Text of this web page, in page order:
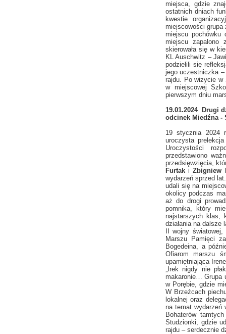
miejsca, gdzie
ostatnich dniach
kwestie
miejscowości grupa
miejscu pochówku
miejscu zapalono
skierowała się w
KL Auschwitz –
podzielili się
jego uczestniczka
rajdu. Po wizycie w
w miejscowej
pierwszym dniu
19.01.2024 Drugi
odcinek Miedźna -
19 stycznia 2024
uroczysta
Uroczystości
przedstawiono
przedsięwzięcia,
Furtak iZbigniew
wydarzeń sprzed
udali się na
okolicy podczas
aż do drogi
pomnika, który
najstarszych klas,
działania na
II wojny
Marszu Pamięci
Bogedeina, a
Ofiarom marszu
upamiętniająca
„Irek nigdy nie
makaronie… Grupa
w Porębie, gdzie
W Brzeźcach
lokalnej oraz
na temat wydarzeń
Bohaterów
Studzionki, gdzie
rajdu – serdecznie